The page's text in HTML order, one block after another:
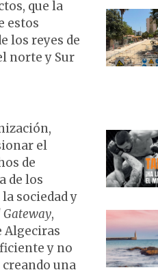
que la
estos
los reyes de
norte y Sur
el
de
de los
sociedad y
Gateway,
Algeciras
y no
una